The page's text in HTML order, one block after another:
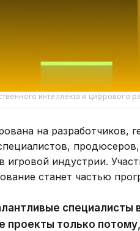
интеллекта и цифрового
на разработчиков,
игровой индустрии.
станет частью
специалисты
проекты только